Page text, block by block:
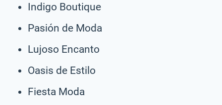
Indigo Boutique
Pasión de Moda
Lujoso Encanto
Oasis de Estilo
Fiesta Moda